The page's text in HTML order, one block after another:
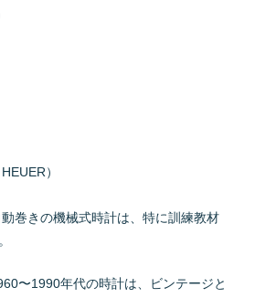
）
巻きの機械式時計は、特に訓練教材
〜1990年代の時計は、ビンテージと